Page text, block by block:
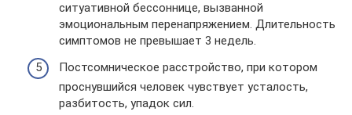
ситуативной бессоннице, вызванной
эмоциональным перенапряжением. Длительность
симптомов не превышает 3 недель.
Постсомническое расстройство, при котором
проснувшийся человек чувствует усталость,
разбитость, упадок сил.